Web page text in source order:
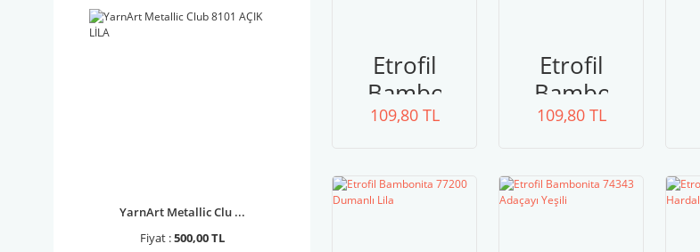
YarnArt Metallic Clu ...
Fiyat :500,00 TL
Etrofil
Bambonita
73432
Pembe
109,80 TL
Etrofil
Bambonita
72259
Yeşili
109,80 TL